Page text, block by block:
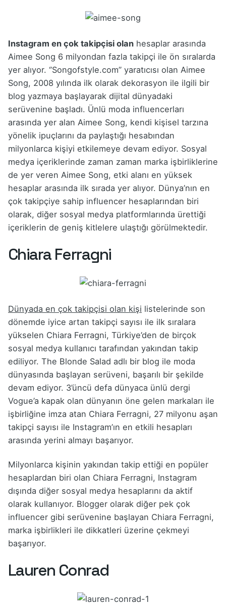
Instagram en çok takipçisi olan hesaplar arasında
Aimee Song 6 milyondan fazla takipçi ile ön sıralarda
yer alıyor. ‘’Songofstyle.com’’ yaratıcısı olan Aimee
Song, 2008 yılında ilk olarak dekorasyon ile ilgili bir
blog yazmaya başlayarak dijital dünyadaki
serüvenine başladı. Ünlü moda influencerları
arasında yer alan Aimee Song, kendi kişisel tarzına
yönelik ipuçlarını da paylaştığı hesabından
milyonlarca kişiyi etkilemeye devam ediyor. Sosyal
medya içeriklerinde zaman zaman marka işbirliklerine
de yer veren Aimee Song, etki alanı en yüksek
hesaplar arasında ilk sırada yer alıyor. Dünya’nın en
çok takipçiye sahip influencer hesaplarından biri
olarak, diğer sosyal medya platformlarında ürettiği
içeriklerin de geniş kitlelere ulaştığı görülmektedir.
Chiara Ferragni
Dünyada en çok takipçisi olan kişi listelerinde son
dönemde iyice artan takipçi sayısı ile ilk sıralara
yükselen Chiara Ferragni, Türkiye’den de birçok
sosyal medya kullanıcı tarafından yakından takip
ediliyor. The Blonde Salad adlı bir blog ile moda
dünyasında başlayan serüveni, başarılı bir şekilde
devam ediyor. 3’üncü defa dünyaca ünlü dergi
Vogue’a kapak olan dünyanın öne gelen markaları ile
işbirliğine imza atan Chiara Ferragni, 27 milyonu aşan
takipçi sayısı ile Instagram’ın en etkili hesapları
arasında yerini almayı başarıyor.
Milyonlarca kişinin yakından takip ettiği en popüler
hesaplardan biri olan Chiara Ferragni, Instagram
dışında diğer sosyal medya hesaplarını da aktif
olarak kullanıyor. Blogger olarak diğer pek çok
influencer gibi serüvenine başlayan Chiara Ferragni,
marka işbirlikleri ile dikkatleri üzerine çekmeyi
başarıyor.
Lauren Conrad